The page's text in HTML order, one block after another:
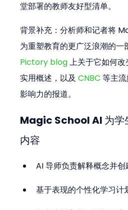
堂部署的教师友好型清单。
背景补充：分析师和记者将
为重塑教育的更广泛浪潮的
Pictory blog 上关于它如何
实用概述，以及 CNBC 等主
影响力的报道。
Magic School AI 为学
内容
AI 导师负责解释概念并创
基于表现的个性化学习计